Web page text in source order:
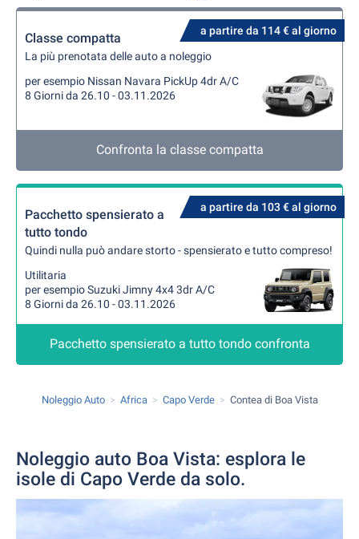
a partire da 114 € al giorno
Classe compatta
La più prenotata delle auto a noleggio
per esempio Nissan Navara PickUp 4dr A/C
8 Giorni da 26.10 - 03.11.2026
Confronta la classe compatta
a partire da 103 € al giorno
Pacchetto spensierato a
tutto tondo
Quindi nulla può andare storto - spensierato e tutto compreso!
Utilitaria
per esempio Suzuki Jimny 4x4 3dr A/C
8 Giorni da 26.10 - 03.11.2026
Pacchetto spensierato a tutto tondo confronta
Noleggio Auto Africa Capo Verde Contea di Boa Vista
Noleggio auto Boa Vista: esplora le
isole di Capo Verde da solo.